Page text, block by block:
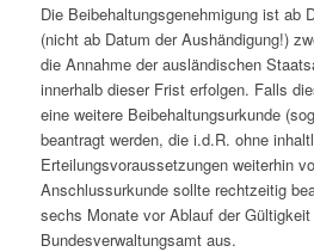
Die Beibehaltungsgenehmigung ist ab
(nicht ab Datum der Aushändigung!)
die Annahme der ausländischen
innerhalb dieser Frist erfolgen. Falls
eine weitere Beibehaltungsurkunde
beantragt werden, die i.d.R. ohne
Erteilungsvoraussetzungen weiterhin
Anschlussurkunde sollte rechtzeitig
sechs Monate vor Ablauf der
Bundesverwaltungsamt aus.